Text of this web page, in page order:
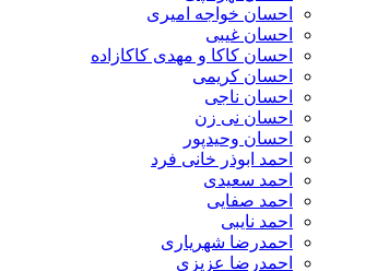
احسان خواجه امیری
احسان غیبی
احسان کاکا و مهدی کاکازاده
احسان کریمی
احسان ناجی
احسان نی زن
احسان وحیدپور
احمد ابوذر خانی فرد
احمد سعیدی
احمد صفایی
احمد نایبی
احمدرضا شهریاری
احمدرضا عزیزی